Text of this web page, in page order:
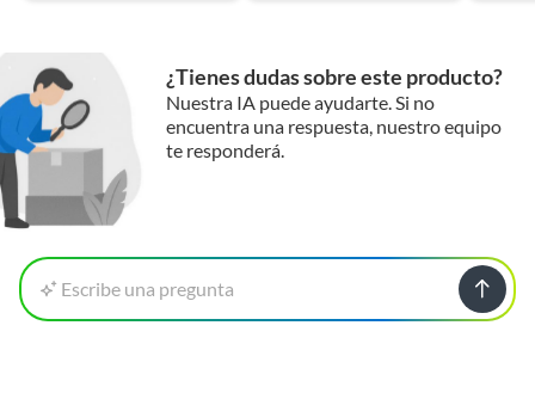
¿Tienes dudas sobre este producto?
Nuestra IA puede ayudarte. Si no
encuentra una respuesta, nuestro equipo
te responderá.
Escribe una pregunta